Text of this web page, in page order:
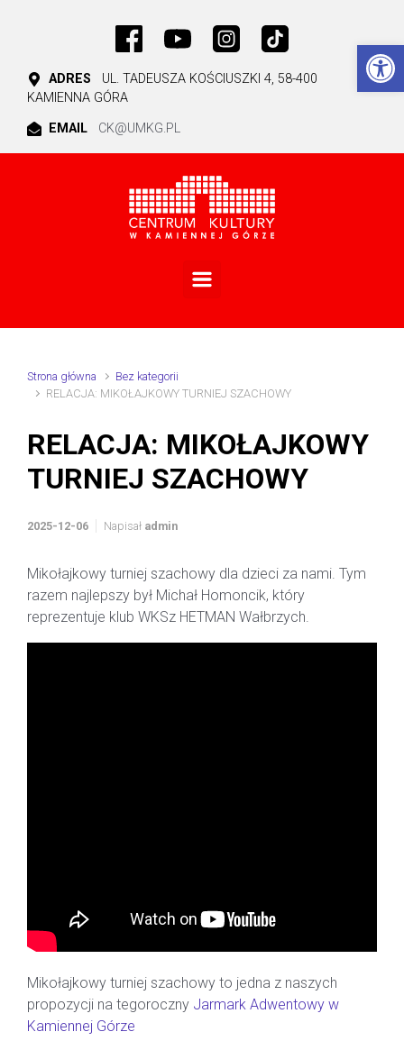
ADRES
UL. TADEUSZA KOŚCIUSZKI 4, 58-400
KAMIENNA GÓRA
EMAIL
CK@UMKG.PL
Strona główna
Bez kategorii
RELACJA: MIKOŁAJKOWY TURNIEJ SZACHOWY
RELACJA: MIKOŁAJKOWY
TURNIEJ SZACHOWY
2025-12-06 Napisał admin
Mikołajkowy turniej szachowy dla dzieci za nami. Tym
razem najlepszy był Michał Homoncik, który
reprezentuje klub WKSz HETMAN Wałbrzych.
Mikołajkowy turniej szachowy to jedna z naszych
propozycji na tegoroczny Jarmark Adwentowy w
Kamiennej Górze